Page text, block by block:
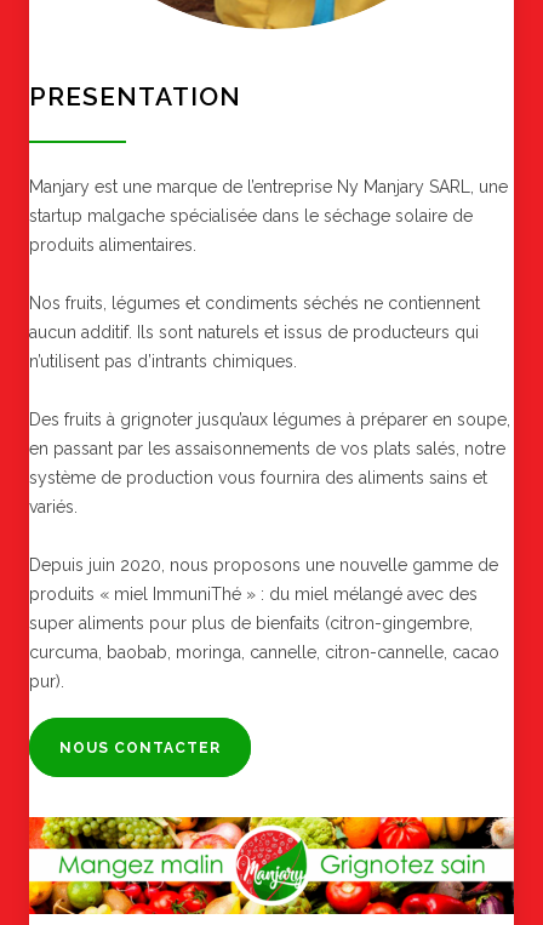
PRESENTATION
Manjary est une marque de l’entreprise Ny Manjary SARL, une
startup malgache spécialisée dans le séchage solaire de
produits alimentaires.
Nos fruits, légumes et condiments séchés ne contiennent
aucun additif. Ils sont naturels et issus de producteurs qui
n’utilisent pas d’intrants chimiques.
Des fruits à grignoter jusqu’aux légumes à préparer en soupe,
en passant par les assaisonnements de vos plats salés, notre
système de production vous fournira des aliments sains et
variés.
Depuis juin 2020, nous proposons une nouvelle gamme de
produits « miel ImmuniThé » : du miel mélangé avec des
super aliments pour plus de bienfaits (citron-gingembre,
curcuma, baobab, moringa, cannelle, citron-cannelle, cacao
pur).
NOUS CONTACTER